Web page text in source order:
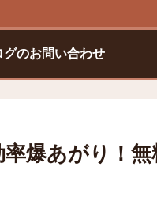
グのお問い合わせ
爆あがり！